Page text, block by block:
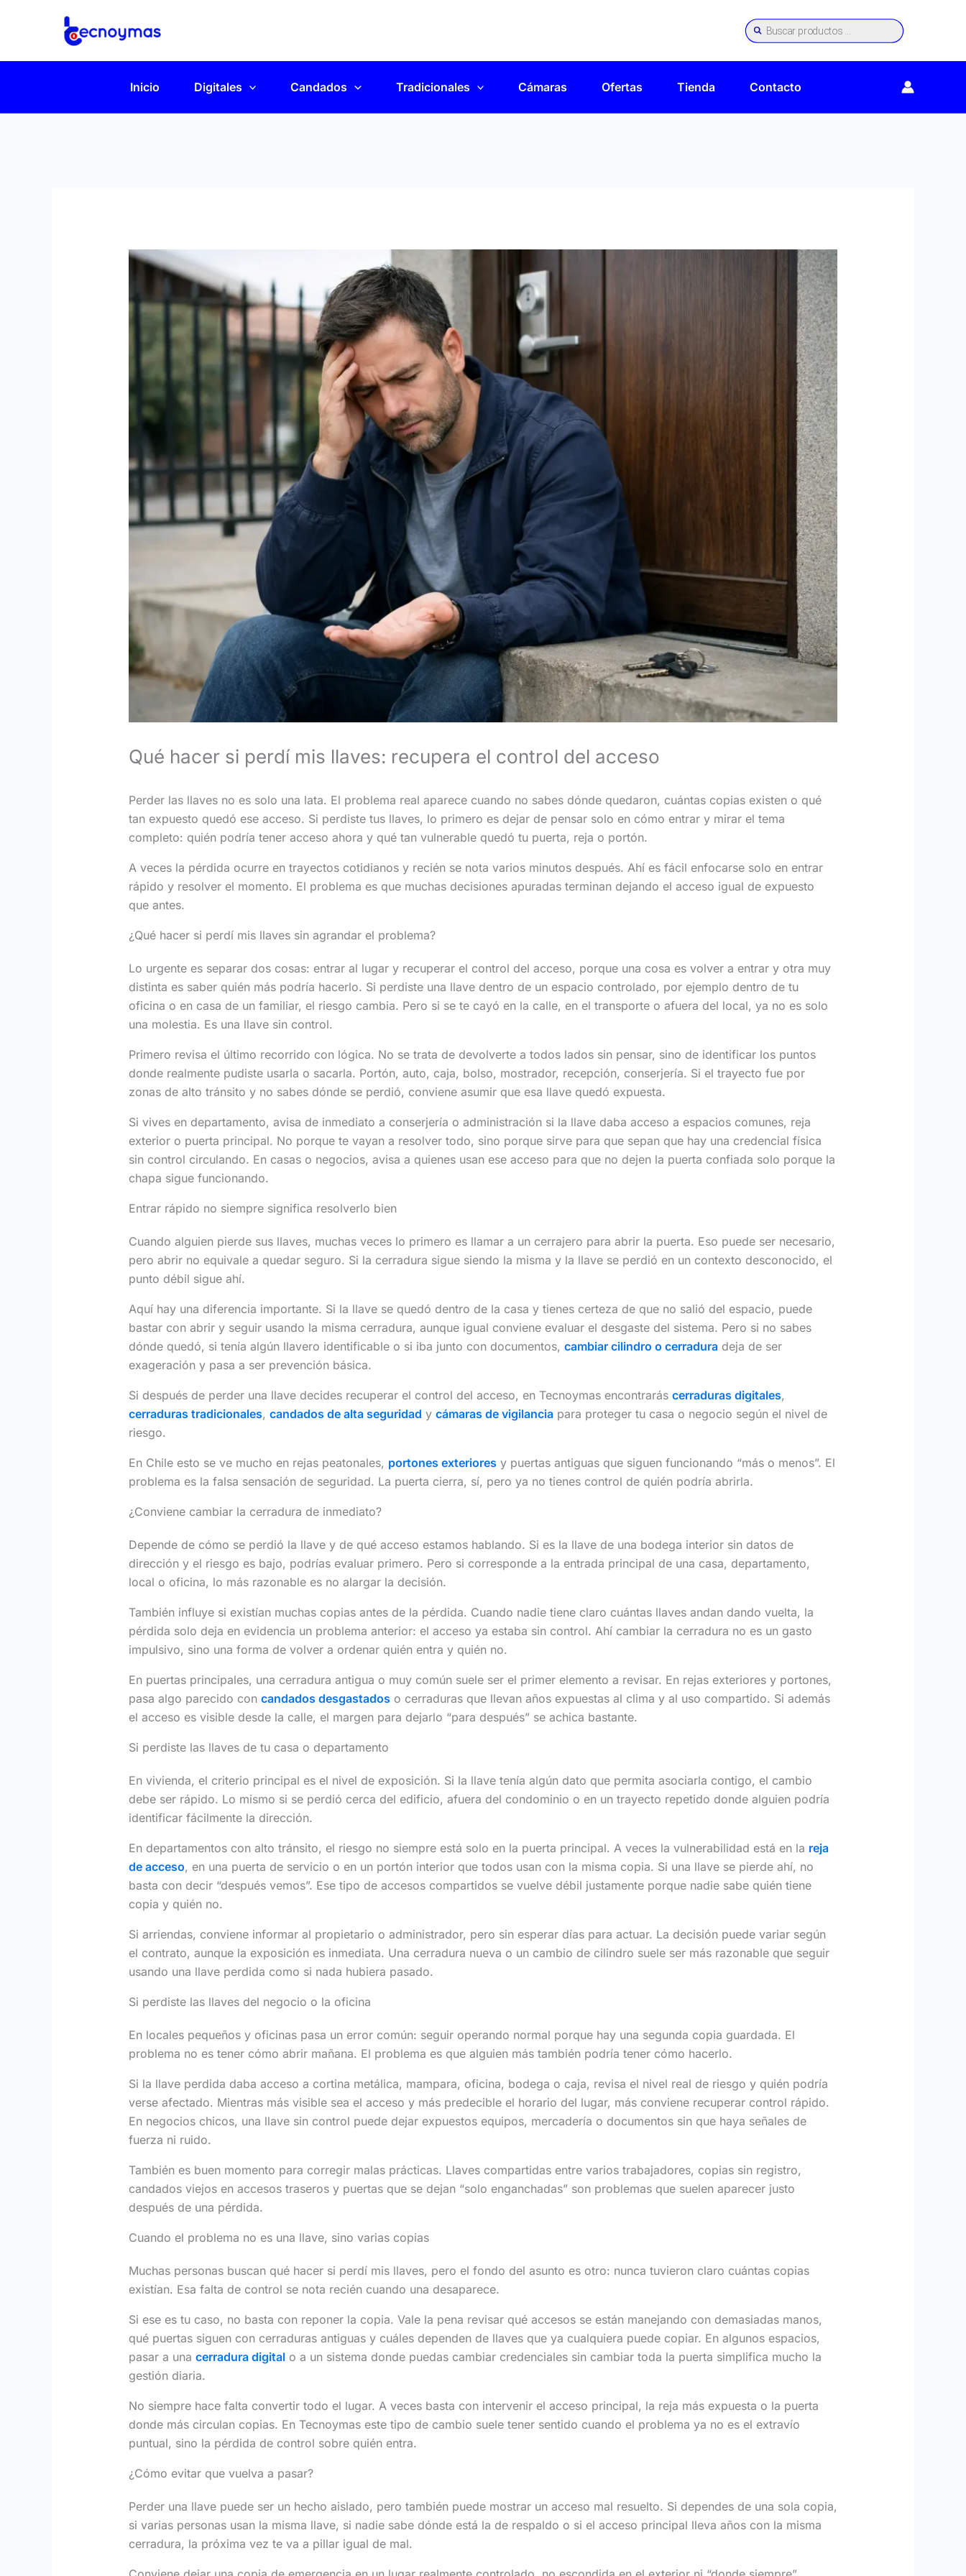
de
productos
Inicio Digitales Candados Tradicionales Cámaras Ofertas Tienda Contacto
Qué hacer si perdí mis llaves: recupera el control del acceso
Perder las llaves no es solo una lata. El problema real aparece cuando no sabes dónde quedaron, cuántas copias existen o qué
tan expuesto quedó ese acceso. Si perdiste tus llaves, lo primero es dejar de pensar solo en cómo entrar y mirar el tema
completo: quién podría tener acceso ahora y qué tan vulnerable quedó tu puerta, reja o portón.
A veces la pérdida ocurre en trayectos cotidianos y recién se nota varios minutos después. Ahí es fácil enfocarse solo en entrar
rápido y resolver el momento. El problema es que muchas decisiones apuradas terminan dejando el acceso igual de expuesto
que antes.
¿Qué hacer si perdí mis llaves sin agrandar el problema?
Lo urgente es separar dos cosas: entrar al lugar y recuperar el control del acceso, porque una cosa es volver a entrar y otra muy
distinta es saber quién más podría hacerlo. Si perdiste una llave dentro de un espacio controlado, por ejemplo dentro de tu
oficina o en casa de un familiar, el riesgo cambia. Pero si se te cayó en la calle, en el transporte o afuera del local, ya no es solo
una molestia. Es una llave sin control.
Primero revisa el último recorrido con lógica. No se trata de devolverte a todos lados sin pensar, sino de identificar los puntos
donde realmente pudiste usarla o sacarla. Portón, auto, caja, bolso, mostrador, recepción, conserjería. Si el trayecto fue por
zonas de alto tránsito y no sabes dónde se perdió, conviene asumir que esa llave quedó expuesta.
Si vives en departamento, avisa de inmediato a conserjería o administración si la llave daba acceso a espacios comunes, reja
exterior o puerta principal. No porque te vayan a resolver todo, sino porque sirve para que sepan que hay una credencial física
sin control circulando. En casas o negocios, avisa a quienes usan ese acceso para que no dejen la puerta confiada solo porque la
chapa sigue funcionando.
Entrar rápido no siempre significa resolverlo bien
Cuando alguien pierde sus llaves, muchas veces lo primero es llamar a un cerrajero para abrir la puerta. Eso puede ser necesario,
pero abrir no equivale a quedar seguro. Si la cerradura sigue siendo la misma y la llave se perdió en un contexto desconocido, el
punto débil sigue ahí.
Aquí hay una diferencia importante. Si la llave se quedó dentro de la casa y tienes certeza de que no salió del espacio, puede
bastar con abrir y seguir usando la misma cerradura, aunque igual conviene evaluar el desgaste del sistema. Pero si no sabes
dónde quedó, si tenía algún llavero identificable o si iba junto con documentos, cambiar cilindro o cerraduradeja de ser
exageración y pasa a ser prevención básica.
Si después de perder una llave decides recuperar el control del acceso, en Tecnoymas encontrarás cerraduras digitales,
cerraduras tradicionales, candados de alta seguridad y cámaras de vigilanciapara proteger tu casa o negocio según el nivel de
riesgo.
En Chile esto se ve mucho en rejas peatonales, portones exterioresy puertas antiguas que siguen funcionando “más o menos”. El
problema es la falsa sensación de seguridad. La puerta cierra, sí, pero ya no tienes control de quién podría abrirla.
¿Conviene cambiar la cerradura de inmediato?
Depende de cómo se perdió la llave y de qué acceso estamos hablando. Si es la llave de una bodega interior sin datos de
dirección y el riesgo es bajo, podrías evaluar primero. Pero si corresponde a la entrada principal de una casa, departamento,
local o oficina, lo más razonable es no alargar la decisión.
También influye si existían muchas copias antes de la pérdida. Cuando nadie tiene claro cuántas llaves andan dando vuelta, la
pérdida solo deja en evidencia un problema anterior: el acceso ya estaba sin control. Ahí cambiar la cerradura no es un gasto
impulsivo, sino una forma de volver a ordenar quién entra y quién no.
En puertas principales, una cerradura antigua o muy común suele ser el primer elemento a revisar. En rejas exteriores y portones,
pasa algo parecido con candados desgastadoso cerraduras que llevan años expuestas al clima y al uso compartido. Si además
el acceso es visible desde la calle, el margen para dejarlo “para después” se achica bastante.
Si perdiste las llaves de tu casa o departamento
En vivienda, el criterio principal es el nivel de exposición. Si la llave tenía algún dato que permita asociarla contigo, el cambio
debe ser rápido. Lo mismo si se perdió cerca del edificio, afuera del condominio o en un trayecto repetido donde alguien podría
identificar fácilmente la dirección.
En departamentos con alto tránsito, el riesgo no siempre está solo en la puerta principal. A veces la vulnerabilidad está en la reja
de acceso, en una puerta de servicio o en un portón interior que todos usan con la misma copia. Si una llave se pierde ahí, no
basta con decir “después vemos”. Ese tipo de accesos compartidos se vuelve débil justamente porque nadie sabe quién tiene
copia y quién no.
Si arriendas, conviene informar al propietario o administrador, pero sin esperar días para actuar. La decisión puede variar según
el contrato, aunque la exposición es inmediata. Una cerradura nueva o un cambio de cilindro suele ser más razonable que seguir
usando una llave perdida como si nada hubiera pasado.
Si perdiste las llaves del negocio o la oficina
En locales pequeños y oficinas pasa un error común: seguir operando normal porque hay una segunda copia guardada. El
problema no es tener cómo abrir mañana. El problema es que alguien más también podría tener cómo hacerlo.
Si la llave perdida daba acceso a cortina metálica, mampara, oficina, bodega o caja, revisa el nivel real de riesgo y quién podría
verse afectado. Mientras más visible sea el acceso y más predecible el horario del lugar, más conviene recuperar control rápido.
En negocios chicos, una llave sin control puede dejar expuestos equipos, mercadería o documentos sin que haya señales de
fuerza ni ruido.
También es buen momento para corregir malas prácticas. Llaves compartidas entre varios trabajadores, copias sin registro,
candados viejos en accesos traseros y puertas que se dejan “solo enganchadas” son problemas que suelen aparecer justo
después de una pérdida.
Cuando el problema no es una llave, sino varias copias
Muchas personas buscan qué hacer si perdí mis llaves, pero el fondo del asunto es otro: nunca tuvieron claro cuántas copias
existían. Esa falta de control se nota recién cuando una desaparece.
Si ese es tu caso, no basta con reponer la copia. Vale la pena revisar qué accesos se están manejando con demasiadas manos,
qué puertas siguen con cerraduras antiguas y cuáles dependen de llaves que ya cualquiera puede copiar. En algunos espacios,
pasar a una cerradura digitalo a un sistema donde puedas cambiar credenciales sin cambiar toda la puerta simplifica mucho la
gestión diaria.
No siempre hace falta convertir todo el lugar. A veces basta con intervenir el acceso principal, la reja más expuesta o la puerta
donde más circulan copias. En Tecnoymas este tipo de cambio suele tener sentido cuando el problema ya no es el extravío
puntual, sino la pérdida de control sobre quién entra.
¿Cómo evitar que vuelva a pasar?
Perder una llave puede ser un hecho aislado, pero también puede mostrar un acceso mal resuelto. Si dependes de una sola copia,
si varias personas usan la misma llave, si nadie sabe dónde está la de respaldo o si el acceso principal lleva años con la misma
cerradura, la próxima vez te va a pillar igual de mal.